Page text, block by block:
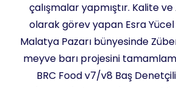
çalışmalar yapmıştır. Kalite
olarak görev yapan Esra
Malatya Pazarı bünyesinde
meyve barı projesini
BRC Food v7/v8 Baş